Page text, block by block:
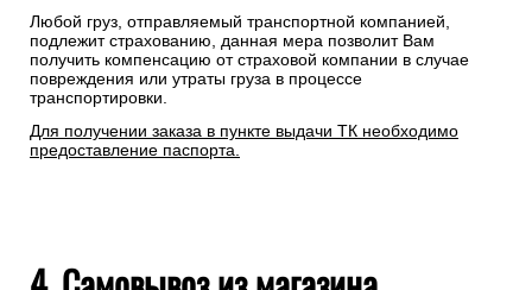
Любой груз, отправляемый транспортной компанией,
подлежит страхованию, данная мера позволит Вам
получить компенсацию от страховой компании в случае
повреждения или утраты груза в процессе
транспортировки.
Для получении заказа в пункте выдачи ТК необходимо
предоставление паспорта.